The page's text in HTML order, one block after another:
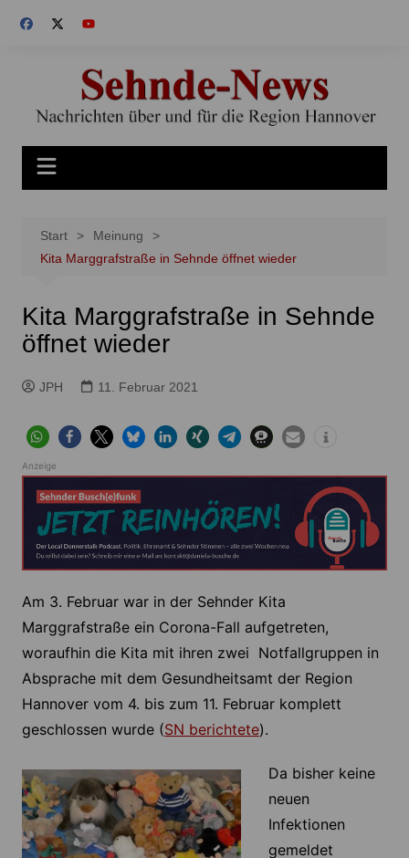
Inhalt
Start
Meinung
Kita Marggrafstraße in Sehnde öffnet wieder
Kita Marggrafstraße in Sehnde
öffnet wieder
JPH 11. Februar 2021
Anzeige
Am 3. Februar war in der Sehnder Kita
Marggrafstraße ein Corona-Fall aufgetreten,
woraufhin die Kita mit ihren zwei Notfallgruppen in
Absprache mit dem Gesundheitsamt der Region
Hannover vom 4. bis zum 11. Februar komplett
geschlossen wurde (SN berichtete).
Da bisher keine
neuen
Infektionen
gemeldet